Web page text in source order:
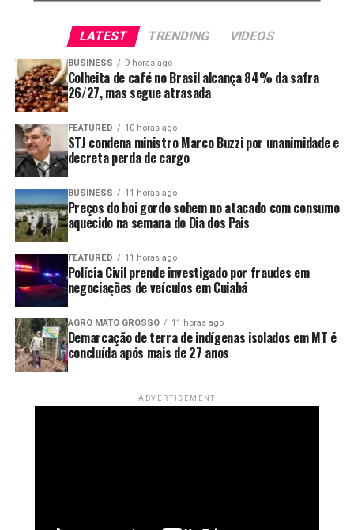
alcançaria multas decorrentes de decisões judiciais já
proferidas.
Argumenta também que a proposta implicaria renúncia
de receita sem a estimativa de impacto orçamentário e
financeiro exigida pela legislação.
O presidente da República vetou também um artigo que
convertia em advertência multas aplicadas por
descumprimento da política de pisos mínimos do frete.
O governo argumenta que a medida representa anistia
de penalidades administrativas e renúncia de receita
sem estimativa de impacto financeiro.
Os vetos serão analisados pelo Congresso Nacional, que
poderá mantê-los ou derrubá-los. Até lá, permanecem
em vigor os trechos sancionados da lei, incluindo as
regras de fiscalização do piso mínimo do frete e o uso do
LATEST TRENDING VIDEOS
BUSINESS 9 horas ago
Colheita de café no Brasil alcança 84% da safra
26/27, mas segue atrasada
FEATURED 10 horas ago
STJ condena ministro Marco Buzzi por unanimidade e
decreta perda de cargo
BUSINESS 11 horas ago
Preços do boi gordo sobem no atacado com consumo
aquecido na semana do Dia dos Pais
FEATURED 11 horas ago
Polícia Civil prende investigado por fraudes em
negociações de veículos em Cuiabá
AGRO MATO GROSSO 11 horas ago
Demarcação de terra de indígenas isolados em MT é
concluída após mais de 27 anos
ADVERTISEMENT